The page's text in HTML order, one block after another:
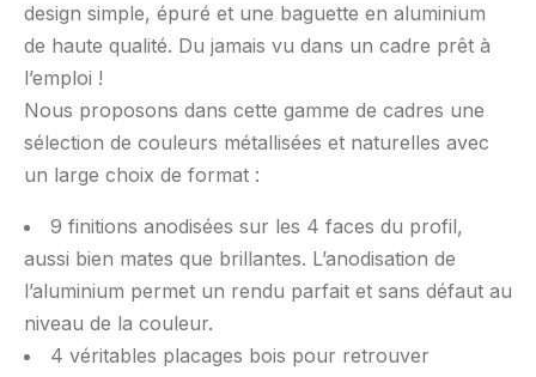
design simple, épuré et une baguette en aluminium
de haute qualité. Du jamais vu dans un cadre prêt à
l’emploi !
Nous proposons dans cette gamme de cadres une
sélection de couleurs métallisées et naturelles avec
un large choix de format :
9 finitions anodisées sur les 4 faces du profil,
aussi bien mates que brillantes. L’anodisation de
l’aluminium permet un rendu parfait et sans défaut au
niveau de la couleur.
4 véritables placages bois pour retrouver